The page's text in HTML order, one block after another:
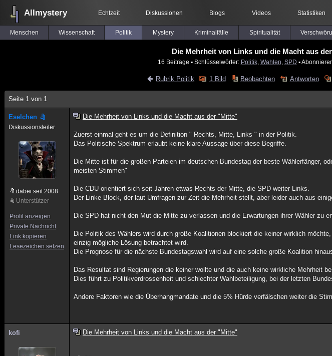
Allmystery Echtzeit Diskussionen Blogs Videos Statistiken
Menschen Wissenschaft Politik Mystery Kriminalfälle Spiritualität
Die Mehrheit von Links und die Macht aus
16 Beiträge ▪ Schlüsselwörter: Politik, Wahlen SPD ▪
Rubrik Politik 1 Bild Beobachten Antworten
Seite 1 von 1
Eselchen
Diskussionsleiter
dabei seit 2008
Unterstützer
Profil anzeigen
Private Nachricht
Link kopieren
Lesezeichen setzen
Die Mehrheit von Links und die Macht aus der "Mitte"
Zuerst einmal geht es um die Definition " Rechts, Mitte, Links " in der Politik.
Das Politische Spektrum erlaubt keine klare Aussage über diese Begriffe.
Die Mitte ist für die großen Parteien im deutschen Bundestag der beste Wählerfänger,
meisten Stimmen"
Die CDU orientiert sich seit Jahren etwas Rechts der Mitte, die SPD weiter Links.
Der Linke Block, der laut Umfragen zur Zeit die Mehrheit stellt, aber leider auch aus
Die SPD hat nicht den Mut die Mitte zu verlassen und die Erwartungen ihrer Wähler zu
Die Politik des Wählers wird durch große Koalitionen blockiert die keiner wirklich
einzig mögliche Lösung betrachtet wird.
Die Prognose für die nächste Bundestagswahl wird auf eine solche große Koalition
Das Resultat sind Regierungen die keiner wollte und die auch keine wirkliche Mehrheit
Dies führt zu Politikverdrossenheit und schlechter Wahlbeteiligung, bei der letzten
Andere Faktoren wie die Überhangmandate und die 5% Hürde verfälschen weiter die
kofi Die Mehrheit von Links und die Macht aus der "Mitte"